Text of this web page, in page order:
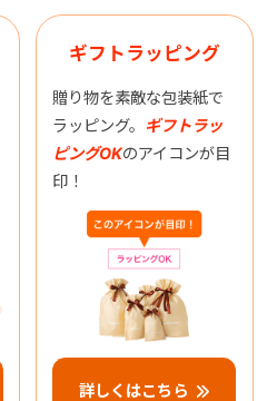
ギフトラッピング
贈り物を素敵な包装紙で
ラッピング。 ギフトラッ
ピングOKのアイコンが目
印！
詳しくはこちら